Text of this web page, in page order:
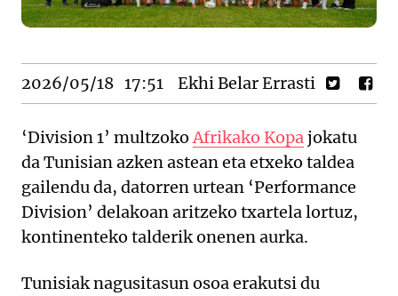
2026/05/18 17:51 Ekhi Belar Errasti
‘Division 1’ multzokoAfrikako Kopajokatu
da Tunisian azken astean eta etxeko taldea
gailendu da, datorren urtean ‘Performance
Division’ delakoan aritzeko txartela lortuz,
kontinenteko talderik onenen aurka.
Tunisiak nagusitasun osoa erakutsi du